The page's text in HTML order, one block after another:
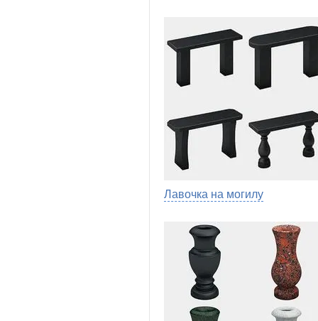
Лавочка на могилу